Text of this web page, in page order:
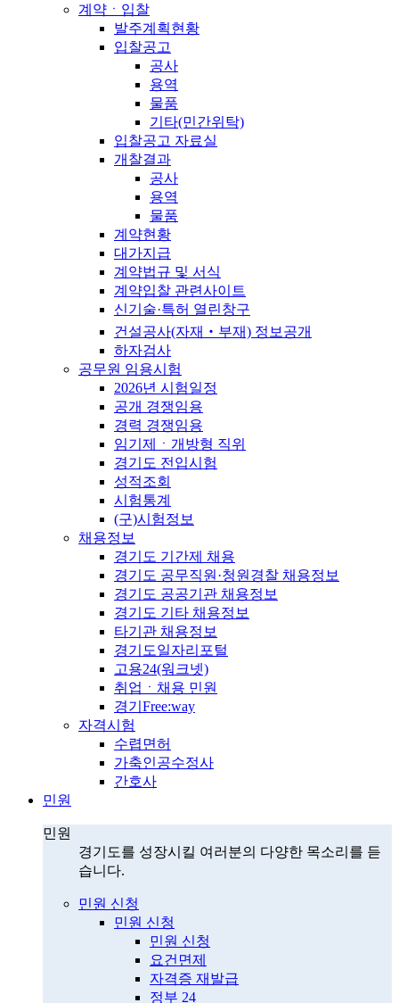
계약ㆍ입찰
발주계획현황
입찰공고
공사
용역
물품
기타(민간위탁)
입찰공고 자료실
개찰결과
공사
용역
물품
계약현황
대가지급
계약법규 및 서식
계약입찰 관련사이트
신기술·특허 열린창구
건설공사(자재‧부재) 정보공개
하자검사
공무원 임용시험
2026년 시험일정
공개 경쟁임용
경력 경쟁임용
임기제ㆍ개방형 직위
경기도 전입시험
성적조회
시험통계
(구)시험정보
채용정보
경기도 기간제 채용
경기도 공무직원·청원경찰 채용정보
경기도 공공기관 채용정보
경기도 기타 채용정보
타기관 채용정보
경기도일자리포털
고용24(워크넷)
취업ㆍ채용 민원
경기Free:way
자격시험
수렵면허
가축인공수정사
간호사
민원
민원
경기도를 성장시킬 여러분의 다양한 목소리를 듣
습니다.
민원 신청
민원 신청
민원 신청
요건면제
자격증 재발급
정부 24